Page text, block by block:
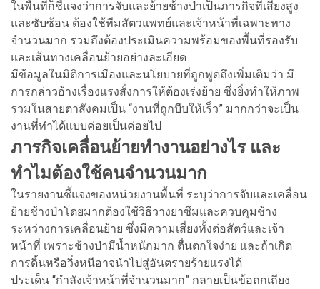
ในพื้นที่ก็ชี้แจงว่าการจับและย้ายช้างป่าเป็นภารกิจที่เสี่ยงสูง
และซับซ้อน ต้องใช้ทีมสัตวแพทย์และเจ้าหน้าที่เฉพาะทาง
จำนวนมาก รวมถึงต้องประเมินความพร้อมของพื้นที่รองรับ
และเส้นทางเคลื่อนย้ายอย่างละเอียด
มีข้อมูลในมิติการเมืองและนโยบายที่ถูกพูดถึงเพิ่มเติมว่า มี
การกล่าวอ้างเรื่องแรงสั่งการให้ต้องเร่งย้าย ซึ่งยิ่งทำให้ภาพ
รวมในสายตาสังคมเป็น “งานที่ถูกบีบให้เร็ว” มากกว่าจะเป็น
งานที่ทำได้แบบค่อยเป็นค่อยไป
ภารกิจเคลื่อนย้ายทำงานอย่างไร และ
ทำไมต้องใช้คนจำนวนมาก
ในรายงานชี้แจงของหน่วยงานพื้นที่ ระบุว่าการจับและเคลื่อน
ย้ายช้างป่าโดยมากต้องใช้วิธีวางยาซึมและควบคุมช้าง
ระหว่างการเคลื่อนย้าย ซึ่งมีความเสี่ยงทั้งต่อสัตว์และเจ้า
หน้าที่ เพราะช้างป่ามีน้ำหนักมาก ตื่นตกใจง่าย และถ้าเกิด
การดิ้นหรือวิ่งหนีอาจนำไปสู่อันตรายร้ายแรงได้
ประเด็น “กำลังเจ้าหน้าที่จำนวนมาก” กลายเป็นข้อถกเถียง